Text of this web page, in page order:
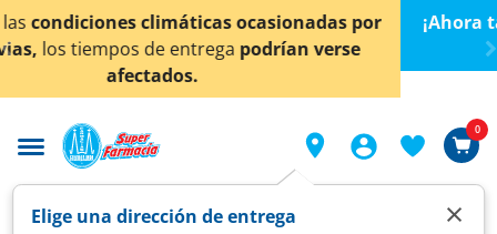
< div class="carousel-inner">
por
¡Ahora también en Aguascalientes! Daclic
conocer detalles.
Elige una dirección de entrega ×
0